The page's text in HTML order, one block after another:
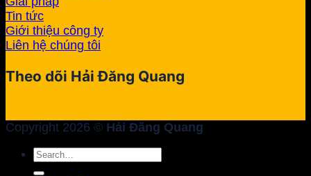
Tin tức
Giới thiệu công ty
Liên hệ chúng tôi
Theo dõi Hải Đăng Quang
Copyright 2026 © Hải Đăng Quang
Search
for: